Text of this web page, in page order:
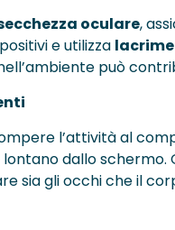
oculare,
e utilizza
può
l’attività al
lontano dallo
sia gli occhi che il